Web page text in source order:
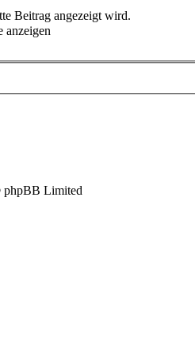
Beitrag angezeigt wird.
anzeigen
Limited